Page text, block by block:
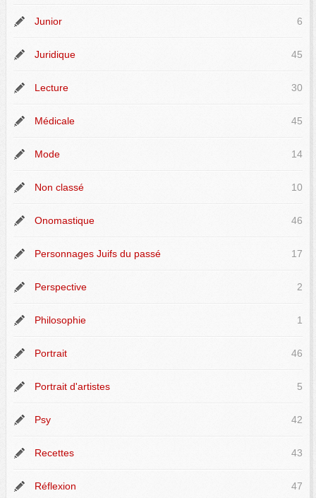
Junior 6
Juridique 45
Lecture 30
Médicale 45
Mode 14
Non classé 10
Onomastique 46
Personnages Juifs du passé 17
Perspective 2
Philosophie 1
Portrait 46
Portrait d'artistes 5
Psy 42
Recettes 43
Réflexion 47